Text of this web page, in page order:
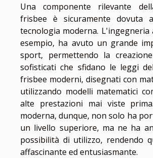
Una componente rilevante
frisbee è sicuramente dovuta
tecnologia moderna. L'ingegneria
esempio, ha avuto un grande
sport, permettendo la
sofisticati che sfidano le leggi
frisbee moderni, disegnati con
utilizzando modelli matematici
alte prestazioni mai viste
moderna, dunque, non solo ha
un livello superiore, ma ne ha
possibilità di utilizzo, rendendo
affascinante ed entusiasmante.